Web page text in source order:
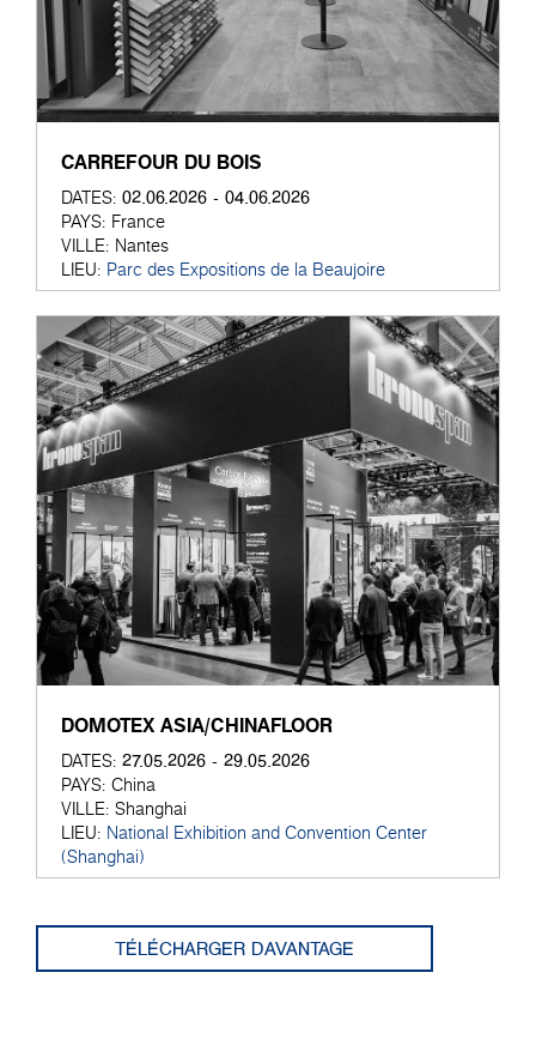
CARREFOUR DU BOIS
DATES: 02.06.2026 - 04.06.2026
PAYS: France
VILLE: Nantes
LIEU: Parc des Expositions de la Beaujoire
DOMOTEX ASIA/CHINAFLOOR
DATES: 27.05.2026 - 29.05.2026
PAYS: China
VILLE: Shanghai
LIEU: National Exhibition and Convention Center
(Shanghai)
TÉLÉCHARGER DAVANTAGE